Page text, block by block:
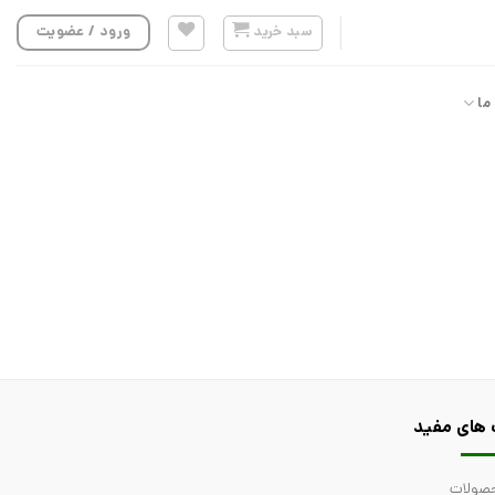
سبد خرید ورود / عضویت
های مفید